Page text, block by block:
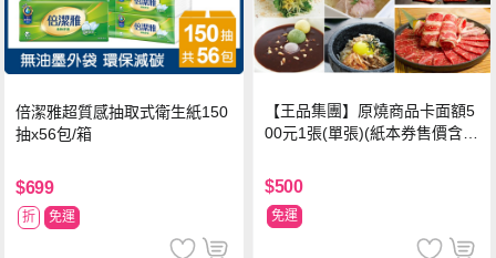
倍潔雅超質感抽取式衛生紙150
抽x56包/箱
$699
折 免運
【王品集團】原燒商品卡面額5
00元1張(單張)(紙本券售價含平
$500
免運